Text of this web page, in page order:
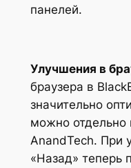
панелей.
Улучшения в
браузера в
значительно
можно отдельно
AnandTech. При
«Назад» теперь